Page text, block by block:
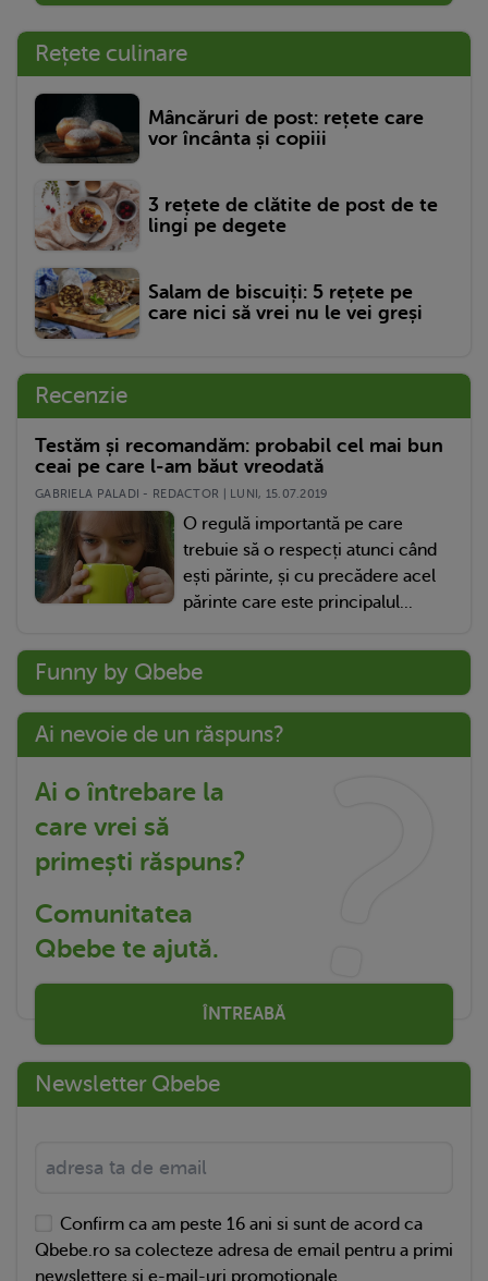
Rețete culinare
Mâncăruri de post: rețete care
vor încânta și copiii
3 rețete de clătite de post de te
lingi pe degete
Salam de biscuiți: 5 rețete pe
care nici să vrei nu le vei greși
Recenzie
Testăm și recomandăm: probabil cel mai bun
ceai pe care l-am băut vreodată
GABRIELA PALADI - REDACTOR | LUNI, 15.07.2019
O regulă importantă pe care
trebuie să o respecți atunci când
ești părinte, și cu precădere acel
părinte care este principalul...
Funny by Qbebe
Ai nevoie de un răspuns?
Ai o întrebare la
care vrei să
primești răspuns?
Comunitatea
Qbebe te ajută.
ÎNTREABĂ
Newsletter Qbebe
Confirm ca am peste 16 ani si sunt de acord ca
Qbebe.ro sa colecteze adresa de email pentru a primi
newslettere si e-mail-uri promotionale.